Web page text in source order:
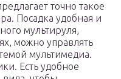
точно такое
Посадка удобная и
мультируля,
можно управлять
мультимедиа.
Есть удобное